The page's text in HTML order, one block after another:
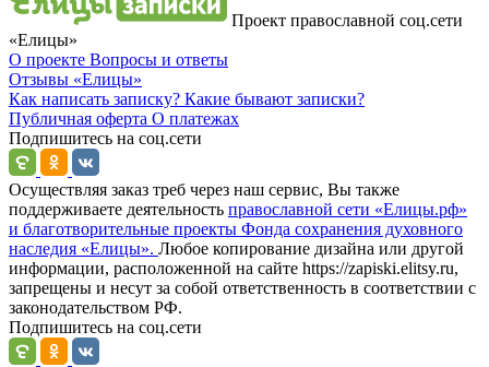
Проект православной соц.сети
«Елицы»
О проекте Вопросы и ответы
Отзывы «Елицы»
Как написать записку? Какие бывают записки?
Публичная оферта О платежах
Подпишитесь на соц.сети
Осуществляя заказ треб через наш сервис, Вы также
поддерживаете деятельность православной сети «Елицы.рф»
и благотворительные проекты Фонда сохранения духовного
наследия «Елицы». Любое копирование дизайна или другой
информации, расположенной на сайте https://zapiski.elitsy.ru,
запрещены и несут за собой ответственность в соответствии с
законодательством РФ.
Подпишитесь на соц.сети